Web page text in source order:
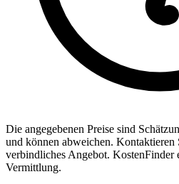
Die angegebenen Preise sind Schä
und können abweichen.
verbindliches Angebot. KostenFinder
Vermittlung.